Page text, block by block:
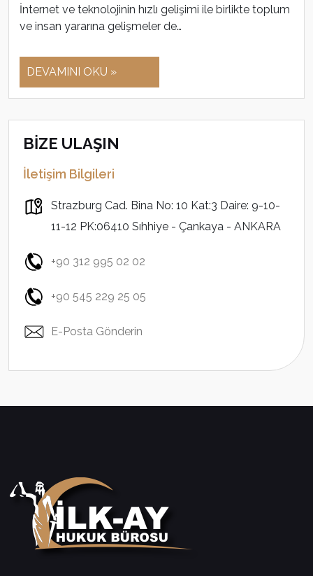
İnternet ve teknolojinin hızlı gelişimi ile birlikte toplum
ve insan yararına gelişmeler de…
DEVAMINI OKU »
BİZE ULAŞIN
İletişim Bilgileri
Strazburg Cad. Bina No: 10 Kat:3 Daire: 9-10-
11-12 PK:06410 Sıhhiye - Çankaya - ANKARA
+90 312 995 02 02
+90 545 229 25 05
E-Posta Gönderin